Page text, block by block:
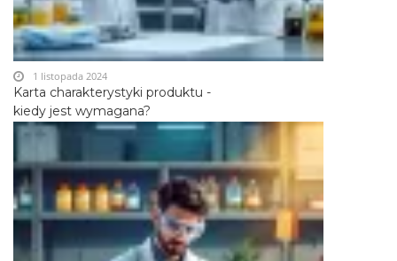
Karta charakterystyki produktu -
kiedy jest wymagana?
1 listopada 2024